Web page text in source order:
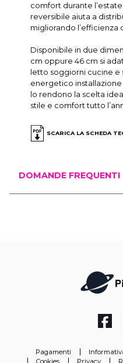
comfort durante
reversibile aiuta a
migliorando l’efficienza
Disponibile in due
cm oppure 46 cm si
letto soggiorni cucine e
energetico
lo rendono la scelta
stile e comfort tutto
SCARICA LA SCHEDA
DOMANDE FREQUENTI
Pagamenti
Cookies
Privacy